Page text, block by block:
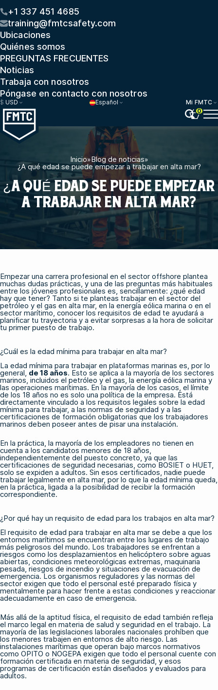
+1 337 451 4685
training@fmtcsafety.com
Ubicaciones
Quiénes somos
PREGUNTAS FRECUENTES
Noticias
Trabaja con nosotros
Póngase en contacto con nosotros
$ USD Español
Mi FMTC
0
Inicio»Blog de noticias»
¿A qué edad se puede empezar a trabajar en alta mar?
¿A QUÉ EDAD SE PUEDE EMPEZAR
A TRABAJAR EN ALTA MAR?
Empezar una carrera profesional en el sector offshore plantea
muchas dudas prácticas, y una de las preguntas más habituales
entre los jóvenes profesionales es, sencillamente: ¿qué edad
hay que tener? Tanto si te planteas trabajar en el sector del
petróleo y el gas en alta mar, en la energía eólica marina o en el
sector marítimo, conocer los requisitos de edad te ayudará a
planificar tu trayectoria y a evitar sorpresas a la hora de solicitar
tu primer puesto de trabajo.
¿Cuál es la edad mínima para trabajar en alta mar?
La edad mínima para trabajar en plataformas marinas es, por lo
general, de 18 años. Esto se aplica a la mayoría de los sectores
marinos, incluidos el petróleo y el gas, la energía eólica marina y
las operaciones marítimas. En la mayoría de los casos, el límite
de los 18 años no es solo una política de la empresa. Está
directamente vinculado a los requisitos legales sobre la edad
mínima para trabajar, a las normas de seguridad y a las
certificaciones de formación obligatorias que los trabajadores
marinos deben poseer antes de pisar una instalación.
En la práctica, la mayoría de los empleadores no tienen en
cuenta a los candidatos menores de 18 años,
independientemente del puesto concreto, ya que las
certificaciones de seguridad necesarias, comoBOSIET o HUET
solo se expiden a adultos. Sin esos certificados, nadie puede
trabajar legalmente en alta mar, por lo que la edad mínima queda,
en la práctica, ligada a la posibilidad de recibir la formación
correspondiente.
¿Por qué hay un requisito de edad para los trabajos en alta mar?
El requisito de edad para trabajar en alta mar se debe a que los
entornos marítimos se encuentran entre los lugares de trabajo
más peligrosos del mundo. Los trabajadores se enfrentan a
riesgos como los desplazamientos en helicóptero sobre aguas
abiertas, condiciones meteorológicas extremas, maquinaria
pesada, riesgos de incendio y situaciones de evacuación de
emergencia. Los organismos reguladores y las normas del
sector exigen que todo el personal esté preparado física y
mentalmente para hacer frente a estas condiciones y reaccionar
adecuadamente en caso de emergencia.
Más allá de la aptitud física, el requisito de edad también refleja
el marco legal en materia de salud y seguridad en el trabajo. La
mayoría de las legislaciones laborales nacionales prohíben que
los menores trabajen en entornos de alto riesgo. Las
instalaciones marítimas que operan bajo marcos normativos
como OPITO o NOGEPAexigen que todo el personal cuente con
formación certificada en materia de seguridad, y esos
programas de certificación están diseñados y evaluados para
adultos.